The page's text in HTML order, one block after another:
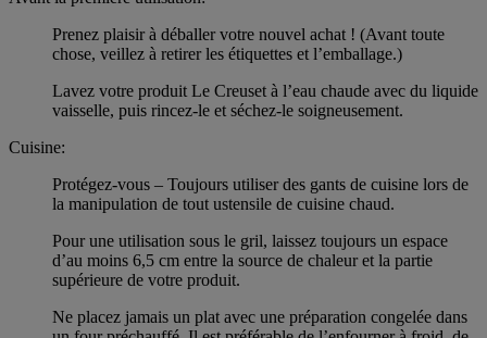
Prenez plaisir à déballer votre nouvel achat ! (Avant toute
chose, veillez à retirer les étiquettes et l’emballage.)
Lavez votre produit Le Creuset à l’eau chaude avec du liquide
vaisselle, puis rincez-le et séchez-le soigneusement.
Cuisine:
Protégez-vous – Toujours utiliser des gants de cuisine lors de
la manipulation de tout ustensile de cuisine chaud.
Pour une utilisation sous le gril, laissez toujours un espace
d’au moins 6,5 cm entre la source de chaleur et la partie
supérieure de votre produit.
Ne placez jamais un plat avec une préparation congelée dans